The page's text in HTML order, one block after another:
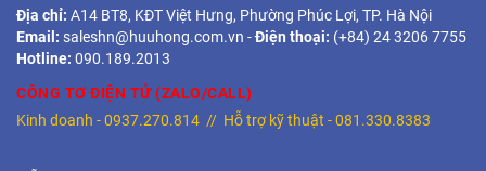
Địa chỉ: A14 BT8, KĐT Việt Hưng, Phường Phúc Lợi, TP. Hà Nội
Email: saleshn@huuhong.com.vn -Điện thoại: (+84) 24 3206 7755
Hotline: 090.189.2013
CÔNG TƠ ĐIỆN TỬ (ZALO/CALL)
Kinh doanh -0937.270.814 // Hỗ trợ kỹ thuật -081.330.8383